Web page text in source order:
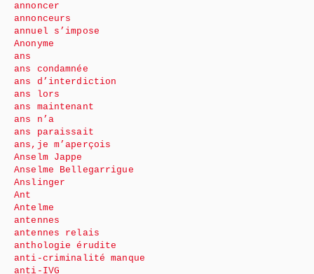
annoncer
annonceurs
annuel s’impose
Anonyme
ans
ans condamnée
ans d’interdiction
ans lors
ans maintenant
ans n’a
ans paraissait
ans,je m’aperçois
Anselm Jappe
Anselme Bellegarrigue
Anslinger
Ant
Antelme
antennes
antennes relais
anthologie érudite
anti-criminalité manque
anti-IVG